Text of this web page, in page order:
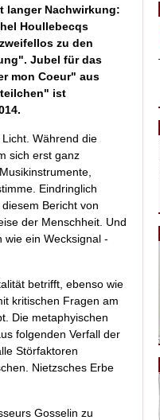
langer Nachwirkung:
Houllebecqs
zu den
Jubel für das
mon Coeur" aus
ist
Während die
sich erst ganz
Eindringlich
Bericht von
der Menschheit. Und
ein Wecksignal -
betrifft, ebenso wie
kritischen Fragen am
Die metaphyischen
folgenden Verfall der
Störfaktoren
Nietzsches Erbe
Gosselin zu